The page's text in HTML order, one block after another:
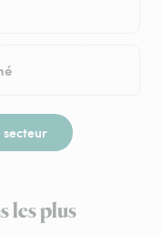
secteur
les plus